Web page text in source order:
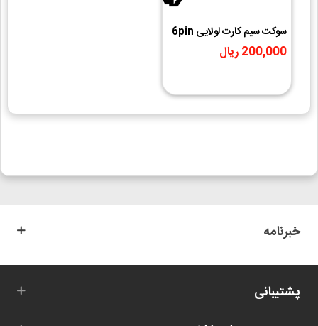
سوکت سیم کارت لولایی 6pin
200,000 ریال
خبرنامه
پشتیبانی